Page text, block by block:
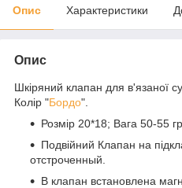
Опис Характеристики
Опис
Шкіряний клапан для в'язаної
Колір "Бордо".
Розмір 20*18; Вага 50-55
Подвійний Клапан на
отстроченный.
В клапан встановлена